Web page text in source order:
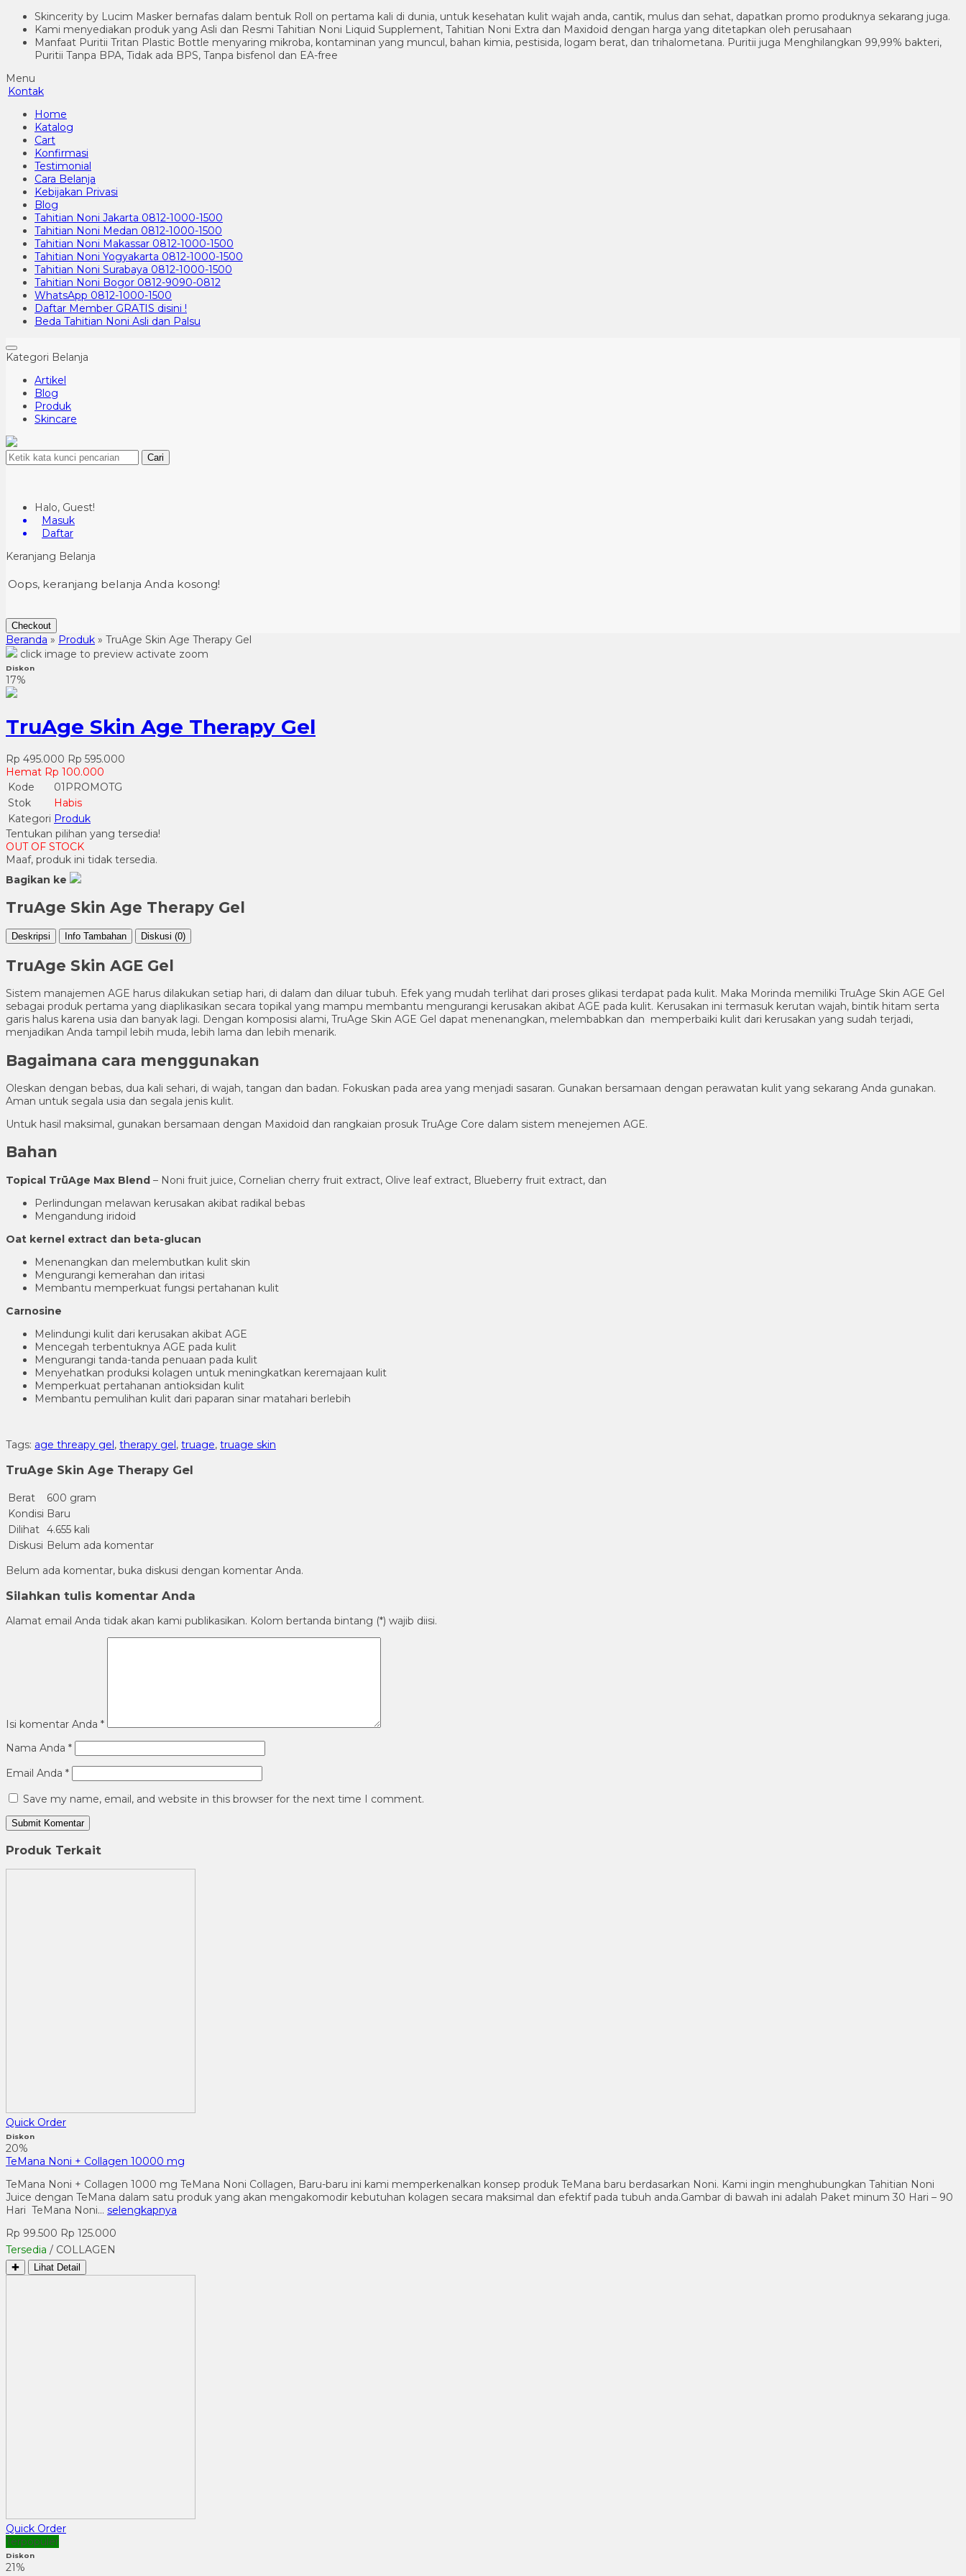
Skincerity by Lucim Masker bernafas dalam bentuk Roll on pertama kali di dunia, untuk kesehatan kulit wajah anda, cantik, mulus dan sehat, dapatkan promo produknya sekarang juga.
Kami menyediakan produk yang Asli dan Resmi Tahitian Noni Liquid Supplement, Tahitian Noni Extra dan Maxidoid dengan harga yang ditetapkan oleh perusahaan
Manfaat Puritii Tritan Plastic Bottle menyaring mikroba, kontaminan yang muncul, bahan kimia, pestisida, logam berat, dan trihalometana. Puritii juga Menghilangkan 99,99% bakteri,
Puritii Tanpa BPA, Tidak ada BPS, Tanpa bisfenol dan EA-free
Menu
Kontak
Home
Katalog
Cart
Konfirmasi
Testimonial
Cara Belanja
Kebijakan Privasi
Blog
Tahitian Noni Jakarta 0812-1000-1500
Tahitian Noni Medan 0812-1000-1500
Tahitian Noni Makassar 0812-1000-1500
Tahitian Noni Yogyakarta 0812-1000-1500
Tahitian Noni Surabaya 0812-1000-1500
Tahitian Noni Bogor 0812-9090-0812
WhatsApp 0812-1000-1500
Daftar Member GRATIS disini !
Beda Tahitian Noni Asli dan Palsu
Kategori Belanja
Artikel
Blog
Produk
Skincare
Cari
Halo, Guest!
Masuk
Daftar
Keranjang Belanja
Oops, keranjang belanja Anda kosong!
Checkout
Beranda » Produk » TruAge Skin Age Therapy Gel
click image to preview activate zoom
Diskon
17%
TruAge Skin Age Therapy Gel
Rp 495.000 Rp 595.000
Hemat Rp 100.000
Kode
01PROMOTG
Stok
Habis
Kategori Produk
Tentukan pilihan yang tersedia!
OUT OF STOCK
Maaf, produk ini tidak tersedia.
Bagikan ke
TruAge Skin Age Therapy Gel
Deskripsi Info Tambahan Diskusi (0)
TruAge Skin AGE Gel
Sistem manajemen AGE harus dilakukan setiap hari, di dalam dan diluar tubuh. Efek yang mudah terlihat dari proses glikasi terdapat pada kulit. Maka Morinda memiliki TruAge Skin AGE Gel
sebagai produk pertama yang diaplikasikan secara topikal yang mampu membantu mengurangi kerusakan akibat AGE pada kulit. Kerusakan ini termasuk kerutan wajah, bintik hitam serta
garis halus karena usia dan banyak lagi. Dengan komposisi alami, TruAge Skin AGE Gel dapat menenangkan, melembabkan dan memperbaiki kulit dari kerusakan yang sudah terjadi,
menjadikan Anda tampil lebih muda, lebih lama dan lebih menarik.
Bagaimana cara menggunakan
Oleskan dengan bebas, dua kali sehari, di wajah, tangan dan badan. Fokuskan pada area yang menjadi sasaran. Gunakan bersamaan dengan perawatan kulit yang sekarang Anda gunakan.
Aman untuk segala usia dan segala jenis kulit.
Untuk hasil maksimal, gunakan bersamaan dengan Maxidoid dan rangkaian prosuk TruAge Core dalam sistem menejemen AGE.
Bahan
Topical TrūAge Max Blend – Noni fruit juice, Cornelian cherry fruit extract, Olive leaf extract, Blueberry fruit extract, dan
Perlindungan melawan kerusakan akibat radikal bebas
Mengandung iridoid
Oat kernel extract dan beta-glucan
Menenangkan dan melembutkan kulit skin
Mengurangi kemerahan dan iritasi
Membantu memperkuat fungsi pertahanan kulit
Carnosine
Melindungi kulit dari kerusakan akibat AGE
Mencegah terbentuknya AGE pada kulit
Mengurangi tanda-tanda penuaan pada kulit
Menyehatkan produksi kolagen untuk meningkatkan keremajaan kulit
Memperkuat pertahanan antioksidan kulit
Membantu pemulihan kulit dari paparan sinar matahari berlebih
Tags: age threapy gel, therapy gel, truage, truage skin
TruAge Skin Age Therapy Gel
Berat
600 gram
Kondisi Baru
Dilihat 4.655 kali
Diskusi Belum ada komentar
Belum ada komentar, buka diskusi dengan komentar Anda.
Silahkan tulis komentar Anda
Alamat email Anda tidak akan kami publikasikan. Kolom bertanda bintang (*) wajib diisi.
Isi komentar Anda *
Nama Anda *
Email Anda *
Save my name, email, and website in this browser for the next time I comment.
Produk Terkait
Quick Order
Diskon
20%
TeMana Noni + Collagen 10000 mg
TeMana Noni + Collagen 1000 mg TeMana Noni Collagen, Baru-baru ini kami memperkenalkan konsep produk TeMana baru berdasarkan Noni. Kami ingin menghubungkan Tahitian Noni
Juice dengan TeMana dalam satu produk yang akan mengakomodir kebutuhan kolagen secara maksimal dan efektif pada tubuh anda.Gambar di bawah ini adalah Paket minum 30 Hari – 90
Hari TeMana Noni… selengkapnya
Rp 99.500 Rp 125.000
Tersedia / COLLAGEN
✚ Lihat Detail
Quick Order
Terpopuler
Diskon
21%